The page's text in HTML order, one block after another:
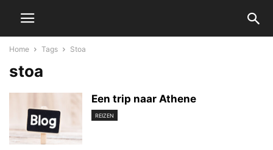
Home Tags Stoa
stoa
Een trip naar Athene
REIZEN